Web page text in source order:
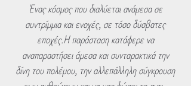
Ένας κόσμος που διαλύεται ανάμεσα σε
συντρίμμια και ενοχές, σε τόσο δύσβατες
εποχές.Η παράσταση κατάφερε να
αναπαραστήσει άμεσα και συνταρακτικά την
δίνη του πολέμου, την αλλεπάλληλη σύγκρουση